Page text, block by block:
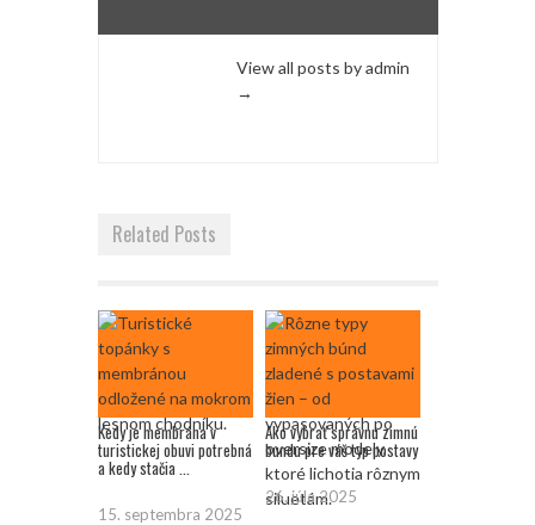
View all posts by admin
→
Related Posts
Kedy je membrána v
turistickej obuvi potrebná
a kedy stačia ...
15. septembra 2025
Ako vybrať správnu zimnú
bundu pre váš typ postavy
26. júla 2025